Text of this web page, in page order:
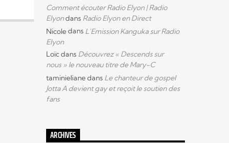
Comment écouter Radio Elyon | Radio
Elyondans Radio Elyon en Direct
Nicoledans L’Emission Kanguka sur Radio
Elyon
Loïcdans Découvrez « Descends sur
nous » le nouveau titre de Mary-C
taminielianedans Le chanteur de gospel
Jotta A devient gay et reçoit le soutien des
fans
ARCHIVES